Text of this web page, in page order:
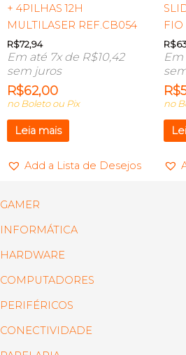
+ 4PILHAS 12H
MULTILASER REF.CB054
R$72,94
Em até 7x de R$10,42
sem juros
R$62,00
no Boleto ou Pix
Leia mais
Add a Lista de Desejos
R$
Em
R$
no
GAMER
INFORMÁTICA
HARDWARE
COMPUTADORES
PERIFÉRICOS
CONECTIVIDADE